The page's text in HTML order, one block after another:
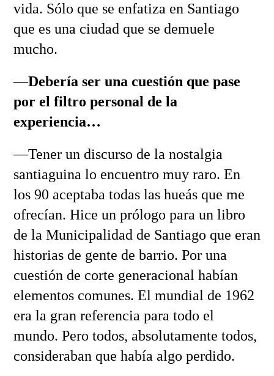
vida. Sólo que se enfatiza en Santiago
que es una ciudad que se demuele
mucho.
—Debería ser una cuestión que pase
por el filtro personal de la
experiencia…
—Tener un discurso de la nostalgia
santiaguina lo encuentro muy raro. En
los 90 aceptaba todas las hueás que me
ofrecían. Hice un prólogo para un libro
de la Municipalidad de Santiago que eran
historias de gente de barrio. Por una
cuestión de corte generacional habían
elementos comunes. El mundial de 1962
era la gran referencia para todo el
mundo. Pero todos, absolutamente todos,
consideraban que había algo perdido.